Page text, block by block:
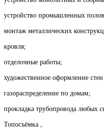
устройство промышленных
монтаж металлических
кровля;
отделочные работы;
художественное оформление
газораспределение по домам;
прокладка трубопровода любых
Топосъёмка ,